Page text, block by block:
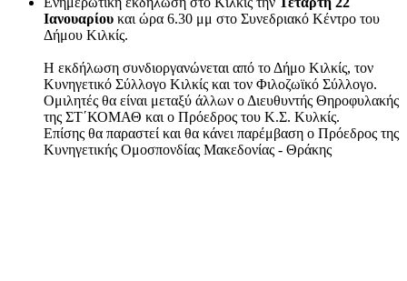
Ιανουαρίου και ώρα 6.30 μμ στο Συνεδριακό Κέντρο του
Δήμου Κιλκίς.
Η εκδήλωση συνδιοργανώνεται από το Δήμο Κιλκίς, τον
Κυνηγετικό Σύλλογο Κιλκίς και τον Φιλοζωϊκό Σύλλογο.
Ομιλητές θα είναι μεταξύ άλλων ο Διευθυντής Θηροφυλακής
της ΣΤ΄ΚΟΜΑΘ και ο Πρόεδρος του Κ.Σ. Κυλκίς.
Επίσης θα παραστεί και θα κάνει παρέμβαση ο Πρόεδρος της
Κυνηγετικής Ομοσπονδίας Μακεδονίας - Θράκης